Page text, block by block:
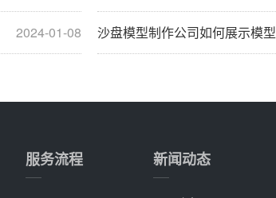
2024-01-08 沙盘模型制作公司如何展示模型
服务流程 新闻动态